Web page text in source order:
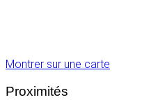
Montrer sur une carte
Proximités